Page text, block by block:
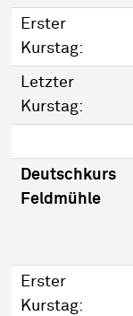
Erster
Kurstag:
Letzter
Kurstag:
Deutschkurs
Feldmühle
Erster
Kurstag: